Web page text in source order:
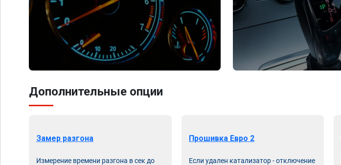
Дополнительные опции
Замер разгона
Измерение времени разгона в сек до
Прошивка Евро 2
Если удален катализатор - отключение